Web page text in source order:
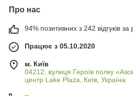
Про нас
94% позитивних з 242 відгуків за
Працює з 05.10.2020
м. Київ
04212, вулиця Героїв полку
центр Lake Plaza, Київ, Україна